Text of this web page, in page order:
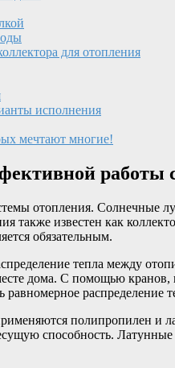
для отопления
исполнения
мечтают многие!
работы
отопления. Солнечные
также известен как
обязательным.
тепла между
дома. С помощью
распределение
полипропилен
способность.